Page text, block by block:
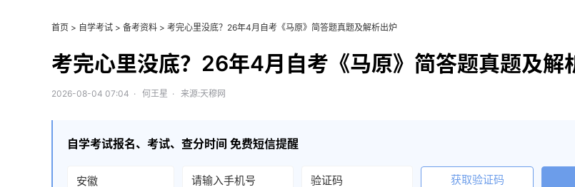
首页 > 自学考试 > 备考资料 > 考完心里没底？26年4月自考《马原》简答题真题及解析出炉
考完心里没底？26年4月自考《马原》简答题真题及解
2026-08-04 07:04 · 何王星 · 来源:天穆网
自学考试报名、考试、查分时间 免费短信提醒
获取验证码